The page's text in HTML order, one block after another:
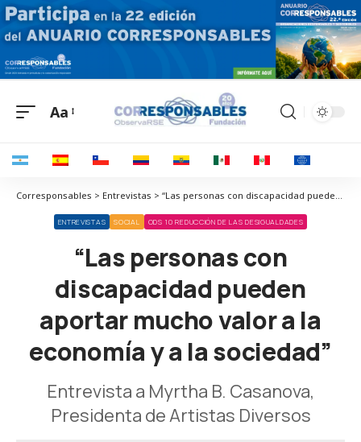
Aa
Corresponsables > Entrevistas > “Las personas con discapacidad pueden aportar mucho valor a la economía y a la sociedad”
ENTREVISTAS SOCIAL ODS 10 REDUCCIÓN DE LAS DESIGUALDADES
“Las personas con
discapacidad pueden
aportar mucho valor a la
economía y a la sociedad”
Entrevista a Myrtha B. Casanova,
Presidenta de Artistas Diversos